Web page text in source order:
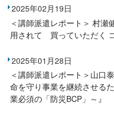
2025年02月19日
＜講師派遣レポート＞ 村瀬
用されて 買っていただく
2025年01月28日
＜講師派遣レポート＞山口
命を守り事業を継続させる
業必須の「防災BCP」～』